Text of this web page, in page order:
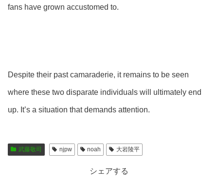
fans have grown accustomed to.
Despite their past camaraderie, it remains to be seen
where these two disparate individuals will ultimately end
up. It’s a situation that demands attention.
武藤敬司 njpw noah 大岩陵平
シェアする